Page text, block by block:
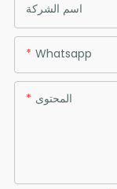
اسم الشركة
Whatsapp
المحتوى